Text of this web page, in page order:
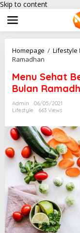
Skip to content
Homepage / Lifestyle
Ramadhan
Menu Sehat
Bulan
Admin
06/05/2021
Lifestyle
663 Views